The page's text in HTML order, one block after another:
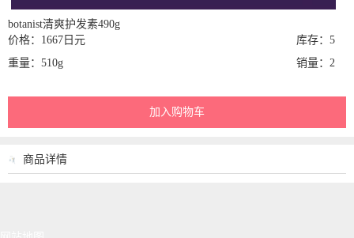
botanist清爽护发素490g
价格：1667日元
库存：5
重量：510g
销量：2
加入购物车
商品详情